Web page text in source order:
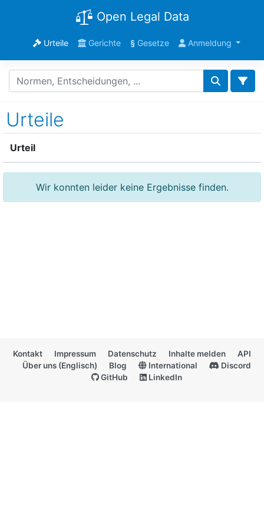
Open Legal Data
Urteile Gerichte §Gesetze Anmeldung
Urteile
Urteil
Wir konnten leider keine Ergebnisse finden.
Kontakt Impressum Datenschutz Inhalte melden
API
Über uns (Englisch)
Blog International
Discord
GitHub
LinkedIn